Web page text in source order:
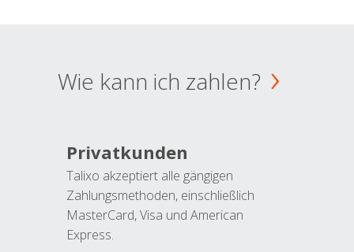
Wie kann ich zahlen?
Privatkunden
Talixo akzeptiert alle gängigen
Zahlungsmethoden, einschließlich
MasterCard, Visa und American
Express.